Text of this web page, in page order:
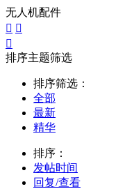
无人机配件
 

排序主题筛选
排序筛选：
全部
最新
精华
排序：
发帖时间
回复/查看